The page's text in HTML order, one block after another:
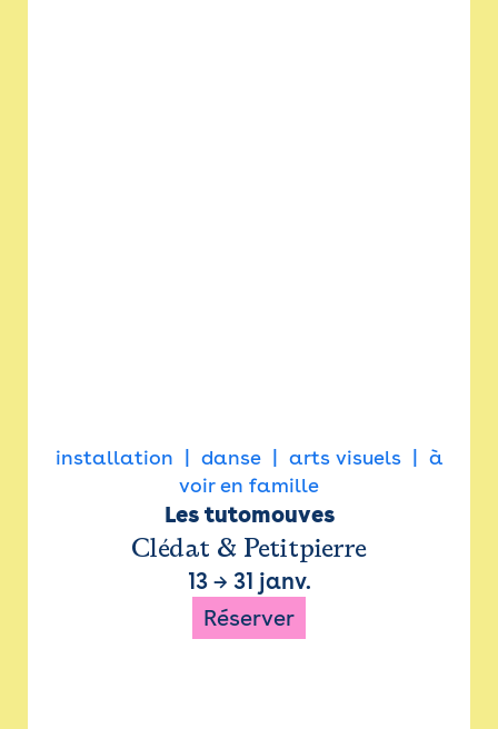
installation danse arts visuels
à
voir en famille
Les tutomouves
Clédat & Petitpierre
13→ 31 janv.
Réserver